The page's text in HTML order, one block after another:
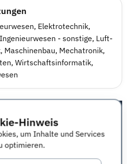
Hinweis
um Inhalte und Services
optimieren.
, Elektrotechnik,
Ingenieurwesen - sonstige, Luft-
, Maschinenbau, Mechatronik,
, Wirtschaftsinformatik,
1 2 3 4 5